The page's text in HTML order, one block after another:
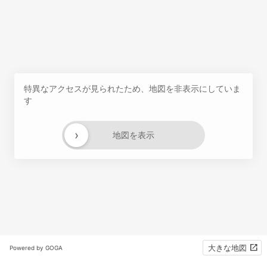
特異なアクセスが見られたため、地図を非表示にしていま
す
地図を表示
›
Powered by GOGA 大きな地図